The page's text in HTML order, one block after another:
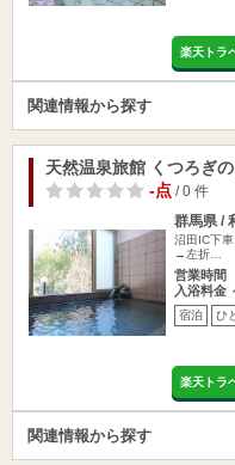
楽天トラ
関連情報から探す
天然温泉旅館 くつろぎ
-点/ 0 件
群馬県 /
沼田IC下
→左折…
営業時間
入浴料金
宿泊 ひ
楽天トラ
関連情報から探す